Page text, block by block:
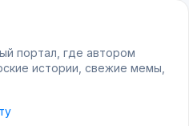
портал, где автором
истории, свежие мемы,